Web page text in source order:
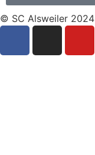
© SC Alsweiler 2024